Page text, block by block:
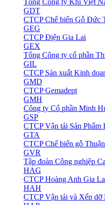
Tổng Công ty Khí Việt
GDT
CTCP Chế biến Gỗ Đức
GEG
CTCP Điện Gia Lai
GEX
Tổng Công ty cổ phần
GIL
CTCP Sản xuất Kinh
GMD
CTCP Gemadept
GMH
Công ty Cổ phần Minh
GSP
CTCP Vận tải Sản Phẩm
GTA
CTCP Chế biến gỗ
GVR
Tập đoàn Công nghiệp
HAG
CTCP Hoàng Anh Gia
HAH
CTCP Vận tải và Xếp dỡ